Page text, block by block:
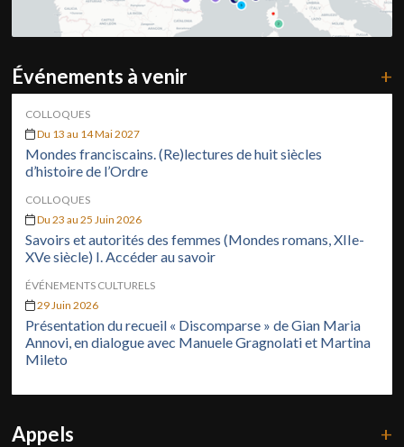
Événements à venir +
COLLOQUES
Du 13 au 14 Mai 2027
Mondes franciscains. (Re)lectures de huit siècles
d’histoire de l’Ordre
COLLOQUES
Du 23 au 25 Juin 2026
Savoirs et autorités des femmes (Mondes romans, XIIe-
XVe siècle) I. Accéder au savoir
ÉVÉNEMENTS CULTURELS
29 Juin 2026
Présentation du recueil « Discomparse » de Gian Maria
Annovi, en dialogue avec Manuele Gragnolati et Martina
Mileto
Appels +